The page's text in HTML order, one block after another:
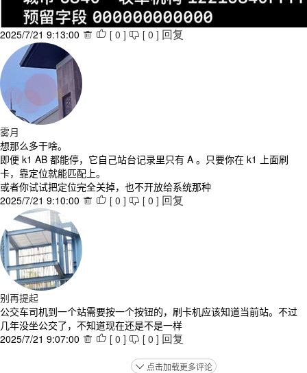
2025/7/21 9:13:00   [ 0 ]  [ 0 ] 回复
雾月
想那么多干啥。
即便 k1 AB 都能停，它自己站台记录里只有 A 。只要你在 k1 上面刷
卡，靠定位就能匹配上。
或者你试试把定位完全关掉，也不开放给系统那种
2025/7/21 9:10:00   [ 0 ]  [ 0 ] 回复
别再提起
公交车司机到一个站需要按一个按钮的，刷卡机应该知道当前站。不过
几年没坐公交了，不知道现在还是不是一样
2025/7/21 9:07:00   [ 0 ]  [ 0 ] 回复
 点击加载更多评论